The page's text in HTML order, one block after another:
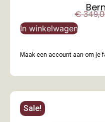
€
In winkelwagen
Maak een account aan om je
Sale!